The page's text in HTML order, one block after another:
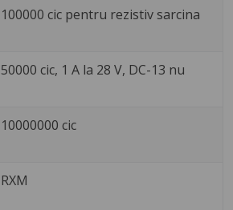
100000 cic pentru rezistiv sarcina
50000 cic, 1 A la 28 V, DC-13 nu
10000000 cic
RXM